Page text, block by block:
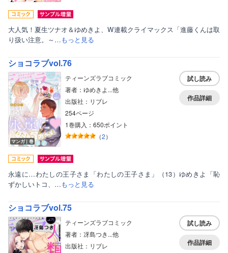
大人気！夏生ツナオ＆ゆめきよ、W連載クライマックス「進藤くんは取
り扱い注意。～…もっと見る
ショコラブvol.76
マンガ｜巻
ティーンズラブコミック
著者：ゆめきよ...他
出版社：リブレ
254ページ
1巻購入：650ポイント
（2）
試し読み
作品詳細
永遠に…わたしの王子さま「わたしの王子さま」（13）ゆめきよ「恥
ずかしいトコ、…もっと見る
ショコラブvol.75
ティーンズラブコミック
著者：冴島つき...他
出版社：リブレ
試し読み
作品詳細